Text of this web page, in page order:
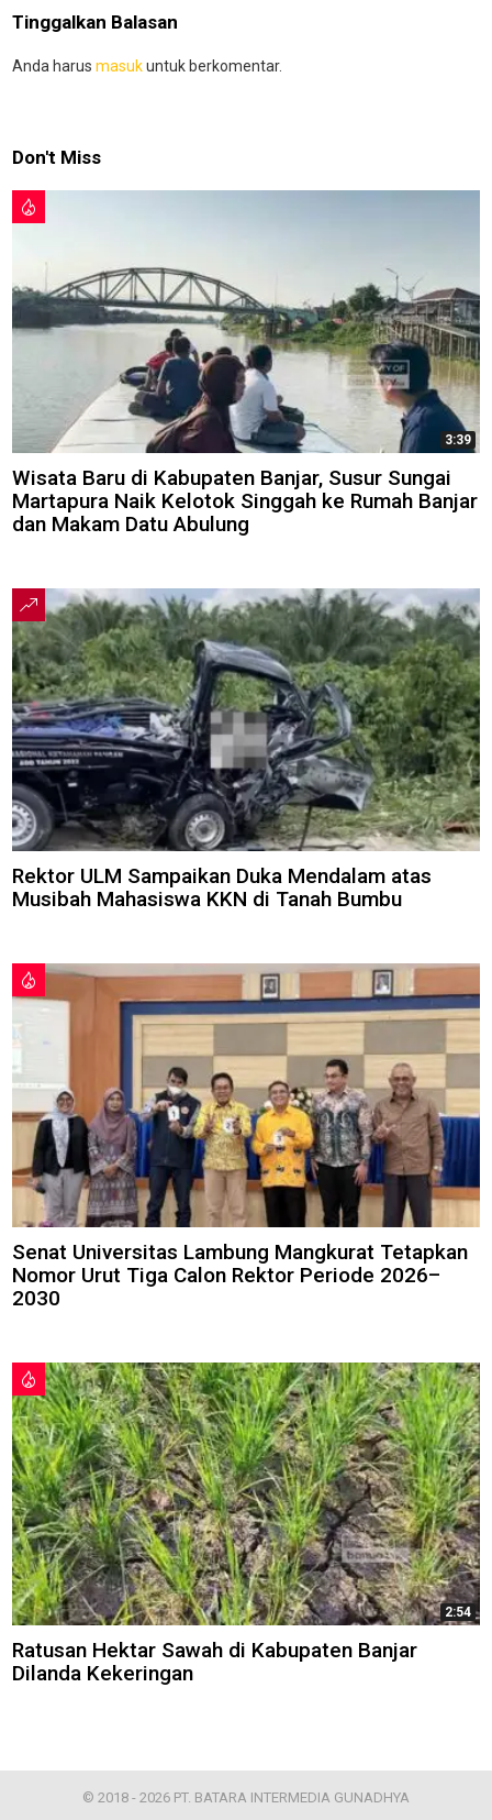
Tinggalkan Balasan
Anda harus masukuntuk berkomentar.
Don't Miss
3:39
Wisata Baru di Kabupaten Banjar, Susur Sungai
Martapura Naik Kelotok Singgah ke Rumah Banjar
dan Makam Datu Abulung
Rektor ULM Sampaikan Duka Mendalam atas
Musibah Mahasiswa KKN di Tanah Bumbu
Senat Universitas Lambung Mangkurat Tetapkan
Nomor Urut Tiga Calon Rektor Periode 2026–
2030
2:54
Ratusan Hektar Sawah di Kabupaten Banjar
Dilanda Kekeringan
© 2018 - 2026 PT. BATARA INTERMEDIA GUNADHYA